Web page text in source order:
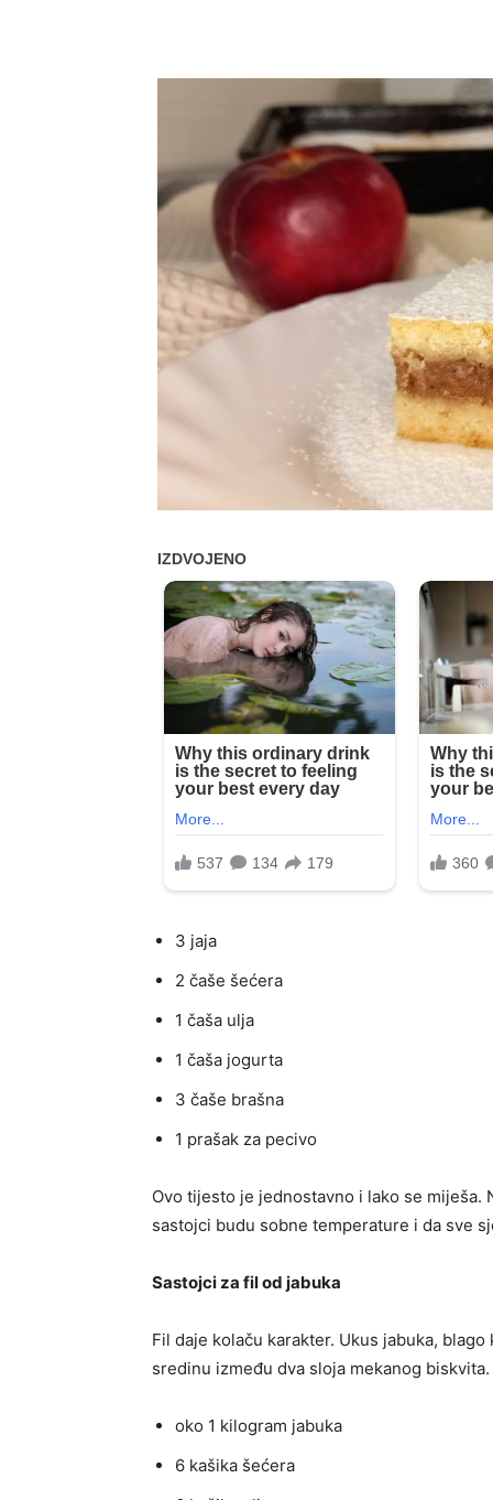
3 jaja
2 čaše šećera
1 čaša ulja
1 čaša jogurta
3 čaše brašna
1 prašak za pecivo
Ovo tijesto je jednostavno i lako se
sastojci budu sobne temperature i da sve
Sastojci za fil od jabuka
Fil daje kolaču karakter. Ukus jabuka,
sredinu između dva sloja mekanog
oko 1 kilogram jabuka
6 kašika šećera